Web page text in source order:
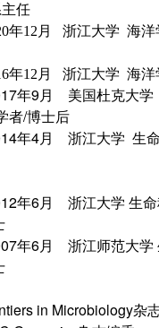
任
年12月 浙江大学 海
年12月 浙江大学 海
年9月 美国杜克大学
者/博士后
年4月 浙江大学 生
年6月 浙江大学 生
年6月 浙江师范大学
in Microbiology杂